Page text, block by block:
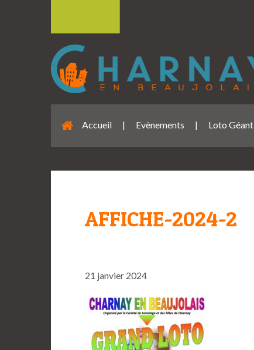
Accueil | Evènements | Loto Géant
AFFICHE-2024-2
21 janvier 2024